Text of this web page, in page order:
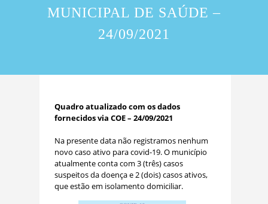
MUNICIPAL DE SAÚDE –
24/09/2021
Quadro atualizado com os dados
fornecidos via COE – 24/09/2021
Na presente data não registramos nenhum
novo caso ativo para covid-19. O município
atualmente conta com 3 (três) casos
suspeitos da doença e 2 (dois) casos ativos,
que estão em isolamento domiciliar.